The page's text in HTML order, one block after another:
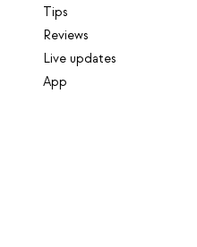
Tips
Reviews
Live updates
App